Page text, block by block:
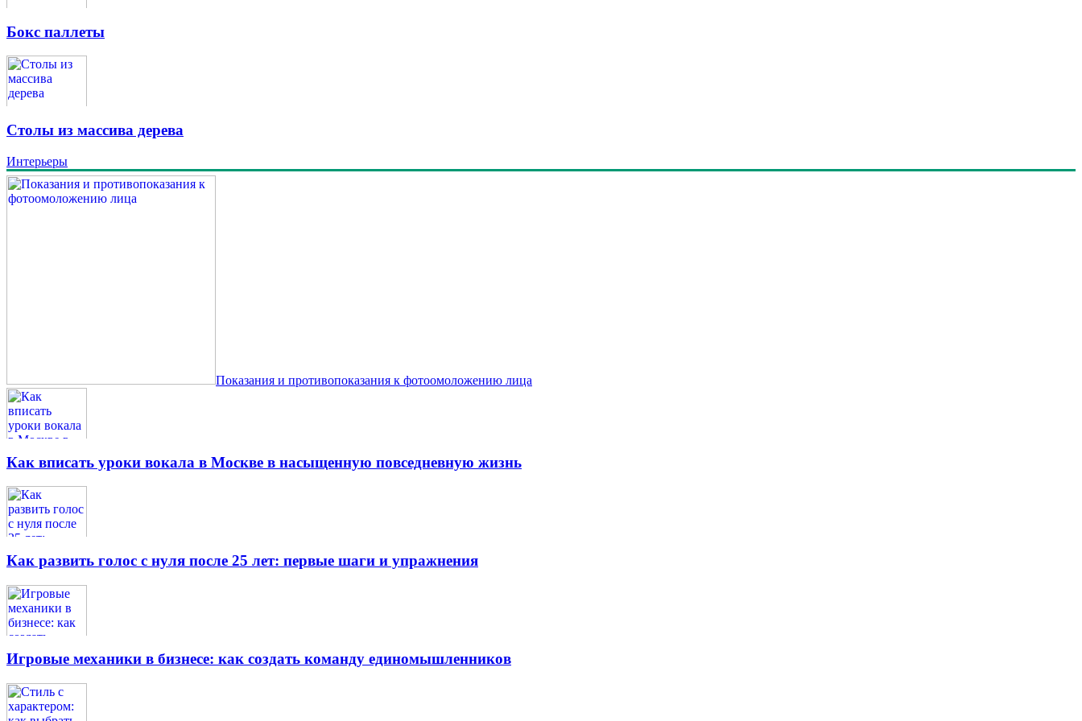
Бокс паллеты
Столы из массива дерева
Интерьеры
Показания и противопоказания к фотоомоложению лица
Как вписать уроки вокала в Москве в насыщенную повседневную жизнь
Как развить голос с нуля после 25 лет: первые шаги и упражнения
Игровые механики в бизнесе: как создать команду единомышленников